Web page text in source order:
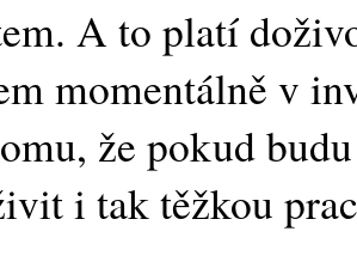
A to platí
momentálně v
že pokud
i tak těžkou